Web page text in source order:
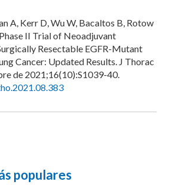
A, Kerr D, Wu W, Bacaltos B, Rotow
II Trial of Neoadjuvant
Resectable EGFR-Mutant
Cancer: Updated Results. J Thorac
de 2021;16(10):S1039-40.
populares